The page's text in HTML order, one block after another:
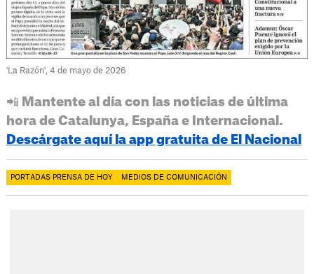
'La Razón', 4 de mayo de 2026
📲 Mantente al día con las noticias de última
hora de Catalunya, España e Internacional.
Descárgate aquí la app gratuita de El Nacional
PORTADAS PRENSA DE HOY MEDIOS DE COMUNICACIÓN